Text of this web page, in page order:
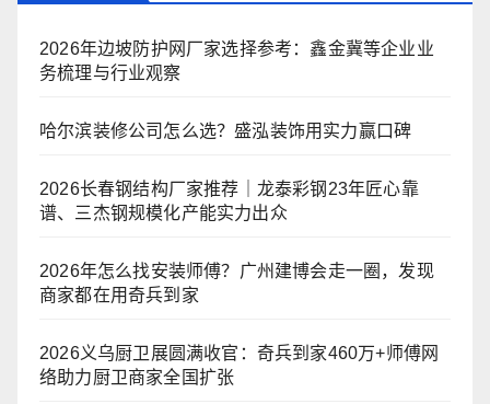
2026年边坡防护网厂家选择参考：鑫金冀等企业业
务梳理与行业观察
哈尔滨装修公司怎么选？盛泓装饰用实力赢口碑
2026长春钢结构厂家推荐｜龙泰彩钢23年匠心靠
谱、三杰钢规模化产能实力出众
2026年怎么找安装师傅？广州建博会走一圈，发现
商家都在用奇兵到家
2026义乌厨卫展圆满收官：奇兵到家460万+师傅网
络助力厨卫商家全国扩张